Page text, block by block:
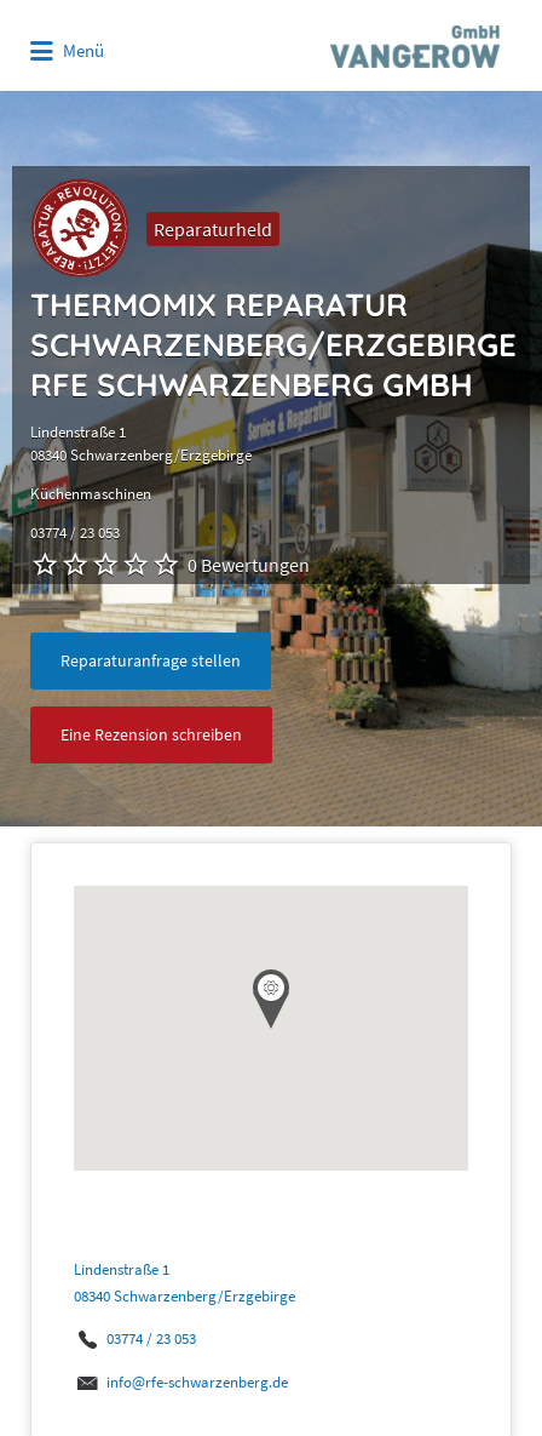
Menü
Reparaturheld
THERMOMIX REPARATUR
SCHWARZENBERG/ERZGEBIRGE
RFE SCHWARZENBERG GMBH
Lindenstraße 1
08340 Schwarzenberg/Erzgebirge
Küchenmaschinen
03774 / 23 053
0 Bewertungen
Reparaturanfrage stellen
Eine Rezension schreiben
Lindenstraße 1
08340 Schwarzenberg/Erzgebirge
03774 / 23 053
info@rfe-schwarzenberg.de